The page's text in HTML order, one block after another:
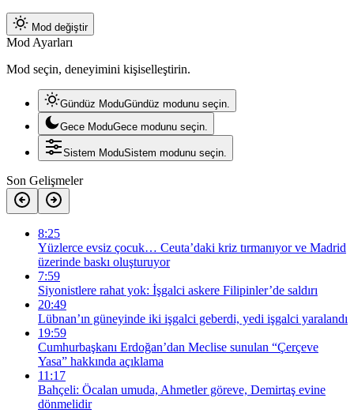
Mod değiştir
Mod Ayarları
Mod seçin, deneyimini kişiselleştirin.
Gündüz ModuGündüz modunu seçin.
Gece ModuGece modunu seçin.
Sistem ModuSistem modunu seçin.
Son Gelişmeler
8:25
Yüzlerce evsiz çocuk… Ceuta’daki kriz tırmanıyor ve Madrid
üzerinde baskı oluşturuyor
7:59
Siyonistlere rahat yok: İşgalci askere Filipinler’de saldırı
20:49
Lübnan’ın güneyinde iki işgalci geberdi, yedi işgalci yaralandı
19:59
Cumhurbaşkanı Erdoğan’dan Meclise sunulan “Çerçeve
Yasa” hakkında açıklama
11:17
Bahçeli: Öcalan umuda, Ahmetler göreve, Demirtaş evine
dönmelidir